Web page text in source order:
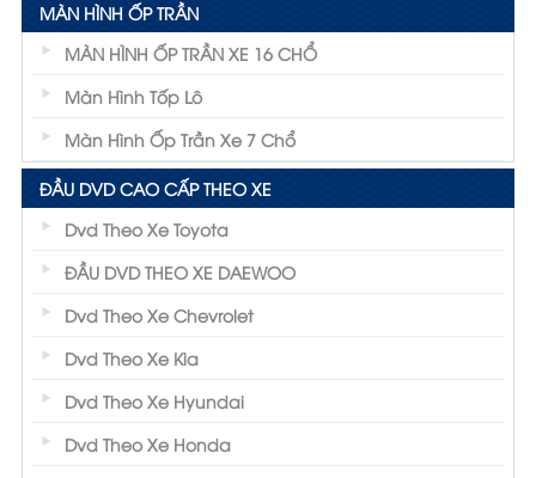
MÀN HÌNH ỐP TRẦN
MÀN HÌNH ỐP TRẦN XE 16 CHỔ
Màn Hình Tốp Lô
Màn Hình Ốp Trần Xe 7 Chổ
ĐẦU DVD CAO CẤP THEO XE
Dvd Theo Xe Toyota
ĐẦU DVD THEO XE DAEWOO
Dvd Theo Xe Chevrolet
Dvd Theo Xe Kia
Dvd Theo Xe Hyundai
Dvd Theo Xe Honda